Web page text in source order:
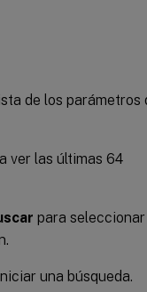
de los parámetros
ver las últimas 64
para seleccionar
una búsqueda.